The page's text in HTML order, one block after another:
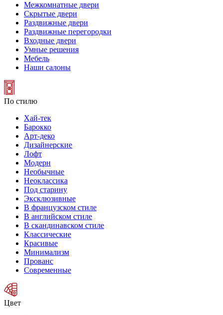
Межкомнатные двери
Скрытые двери
Раздвижные двери
Раздвижные перегородки
Входные двери
Умные решения
Мебель
Наши салоны
По стилю
Хай-тек
Барокко
Арт-деко
Дизайнерские
Лофт
Модерн
Необычные
Неоклассика
Под старину
Эксклюзивные
В французском стиле
В английском стиле
В скандинавском стиле
Классические
Красивые
Минимализм
Прованс
Современные
Цвет